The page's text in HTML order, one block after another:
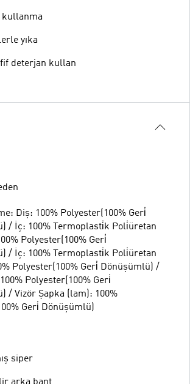
kullanma
yıka
deterjan kullan
Diş: 100% Polyester(100% Geri̇
/ İç: 100% Termoplasti̇k Poli̇üretan
Polyester(100% Geri̇
/ İç: 100% Termoplasti̇k Poli̇üretan
Polyester(100% Geri̇ Dönüşümlü) /
Polyester(100% Geri̇
/ Vizör Şapka (lam): 100%
Geri̇ Dönüşümlü)
siper